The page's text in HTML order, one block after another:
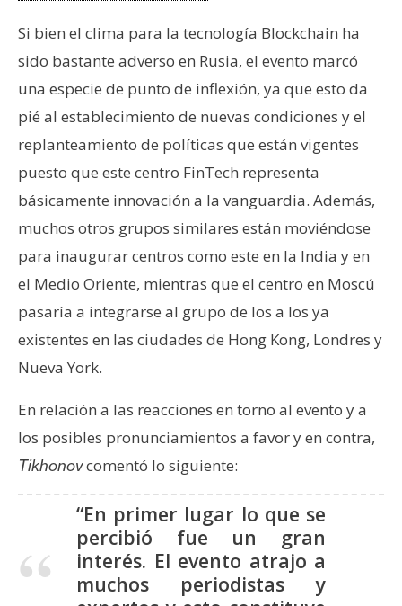
r
s
o
s
C
o
t
a
c
t
o
P
b
l
i
c
Si bien el clima para la tecnología Blockchain ha
sido bastante adverso en Rusia, el evento marcó
una especie de punto de inflexión, ya que esto da
pié al establecimiento de nuevas condiciones y el
replanteamiento de políticas que están vigentes
puesto que este centro FinTech representa
básicamente innovación a la vanguardia. Además,
muchos otros grupos similares están moviéndose
para inaugurar centros como este en la India y en
el Medio Oriente, mientras que el centro en Moscú
pasaría a integrarse al grupo de los a los ya
existentes en las ciudades de Hong Kong, Londres y
Nueva York.
En relación a las reacciones en torno al evento y a
los posibles pronunciamientos a favor y en contra,
Tikhonovcomentó lo siguiente:
“En primer lugar lo que se
percibió fue un gran
interés. El evento atrajo a
muchos periodistas y